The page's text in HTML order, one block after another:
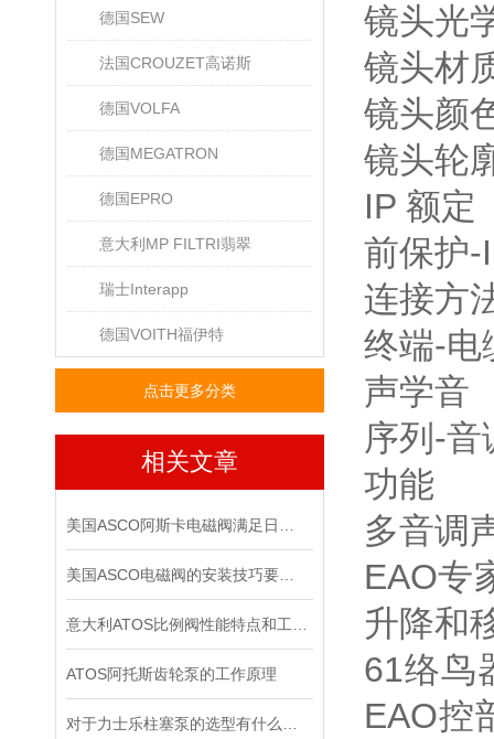
德国SEW
法国CROUZET高诺斯
德国VOLFA
德国MEGATRON
德国EPRO
意大利MP FILTRI翡翠
瑞士Interapp
德国VOITH福伊特
点击更多分类
相关文章
ATOS阿托斯齿轮泵的工作原理
镜头光
镜头材
镜头颜
镜头轮
IP 额定
前保护-
连接方
终端-电
声学音
序列-
功能
多音调
EAO专
升降和
61络鸟
EAO控